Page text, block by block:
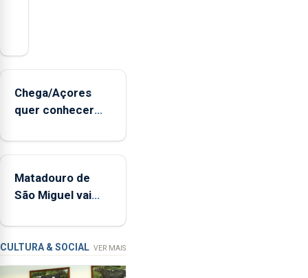
instrumentos
uma
harpa,
permitindo
reforçar
condições
de
ensino
Chega/Açores
quer conhecer
controlar a dívida
Matadouro de
São Miguel vai
requalificação
CULTURA & SOCIAL VER MAIS